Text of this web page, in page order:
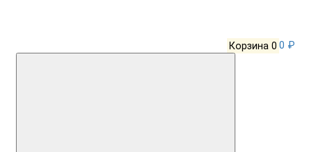
Корзина 0 0 ₽